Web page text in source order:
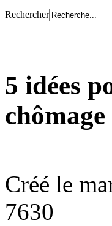
Rechercher
5 idées
Créé le
7630